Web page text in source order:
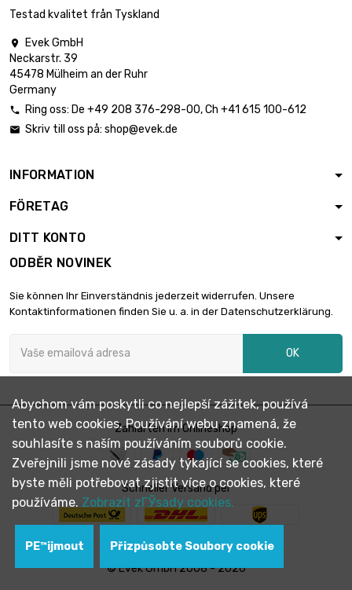
Testad kvalitet från Tyskland

Evek GmbH
Neckarstr. 39
45478 Mülheim an der Ruhr
Germany
 Ring oss: De +49 208 376-298-00, Ch +41 615 100-612
 Skriv till oss på: shop@evek.de
INFORMATION
FÖRETAG
DITT KONTO
ODBĚR NOVINEK
Sie können Ihr Einverständnis jederzeit widerrufen. Unsere
Kontaktinformationen finden Sie u. a. in der Datenschutzerklärung.
OK
Zahlarten im Onlineshop
Schneller Versand per
© Evek GmbH 2008 - 2026
Abychom vám poskytli co nejlepší zážitek, používá
tento web cookies. Používání webu znamená, že
souhlasíte s naším používáním souborů cookie.
Zveřejnili jsme nové zásady týkající se cookies, které
byste měli potřebovat zjistit více o cookies, které
používáme. Zobrazit zГЎsady cookies.
PЕ™ijmout Přizpůsobte Soubory cookie